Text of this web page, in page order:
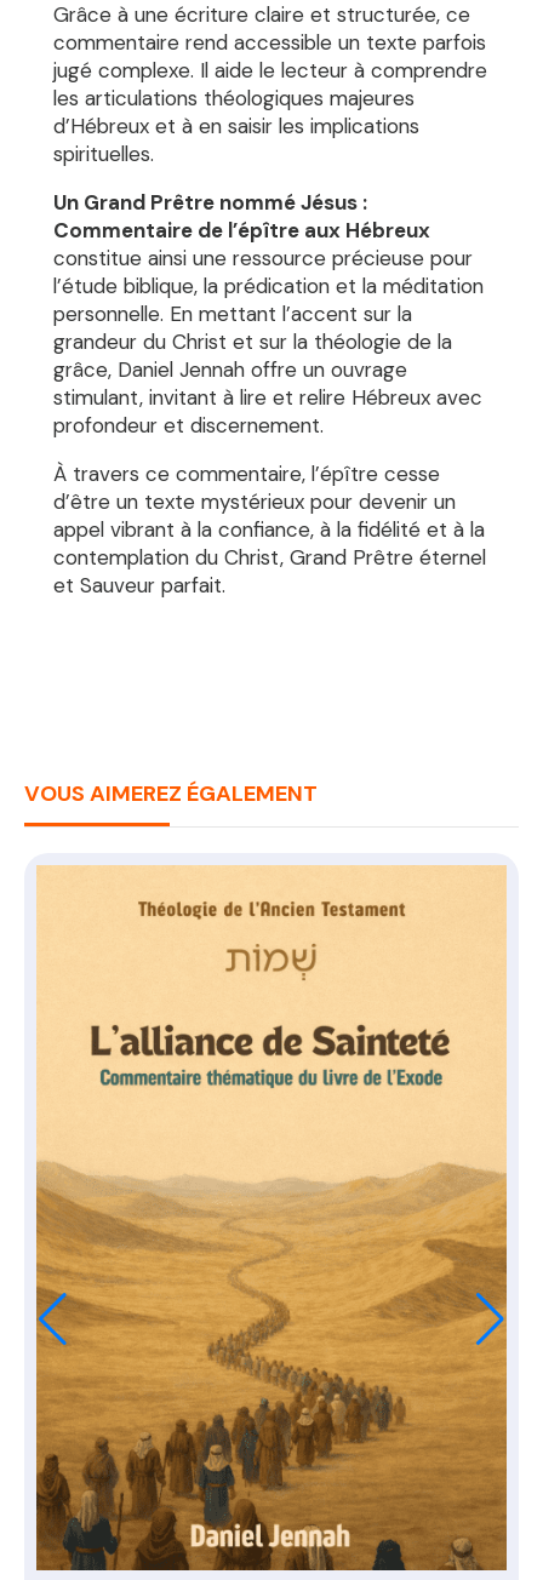
Grâce à une écriture claire et structurée, ce
commentaire rend accessible un texte parfois
jugé complexe. Il aide le lecteur à comprendre
les articulations théologiques majeures
d’Hébreux et à en saisir les implications
spirituelles.
Un Grand Prêtre nommé Jésus :
Commentaire de l’épître aux Hébreux
constitue ainsi une ressource précieuse pour
l’étude biblique, la prédication et la méditation
personnelle. En mettant l’accent sur la
grandeur du Christ et sur la théologie de la
grâce, Daniel Jennah offre un ouvrage
stimulant, invitant à lire et relire Hébreux avec
profondeur et discernement.
À travers ce commentaire, l’épître cesse
d’être un texte mystérieux pour devenir un
appel vibrant à la confiance, à la fidélité et à la
contemplation du Christ, Grand Prêtre éternel
et Sauveur parfait.
VOUS AIMEREZ ÉGALEMENT